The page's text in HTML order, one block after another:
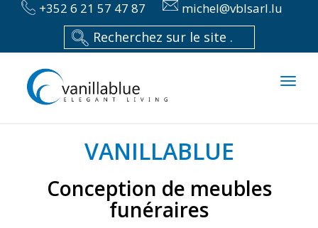
+352 6 21 57 47 87 michel@vblsarl.lu
VANILLABLUE
Conception de meubles
funéraires